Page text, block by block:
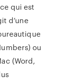
qui est
d’une
ou
(Word,